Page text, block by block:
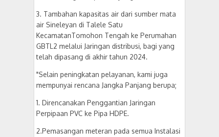
3. Tambahan kapasitas air dari sumber mata
air Sineleyan di Talele Satu
KecamatanTomohon Tengah ke Perumahan
GBTL2 melalui Jaringan distribusi, bagi yang
telah dipasang di akhir tahun 2024.
"Selain peningkatan pelayanan, kami juga
mempunyai rencana Jangka Panjang berupa;
1. Direncanakan Penggantian Jaringan
Perpipaan PVC ke Pipa HDPE.
2.Pemasangan meteran pada semua Instalasi